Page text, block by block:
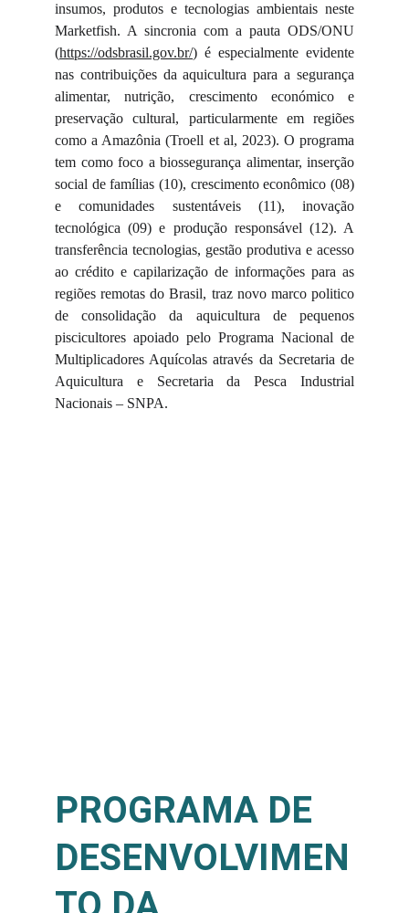
insumos, produtos e tecnologias ambientais neste
Marketfish. A sincronia com a pauta ODS/ONU
(https://odsbrasil.gov.br/) é especialmente evidente
nas contribuições da aquicultura para a segurança
alimentar, nutrição, crescimento económico e
preservação cultural, particularmente em regiões
como a Amazônia (Troell et al, 2023). O programa
tem como foco a biossegurança alimentar, inserção
social de famílias (10), crescimento econômico (08)
e comunidades sustentáveis (11), inovação
tecnológica (09) e produção responsável (12). A
transferência tecnologias, gestão produtiva e acesso
ao crédito e capilarização de informações para as
regiões remotas do Brasil, traz novo marco politico
de consolidação da aquicultura de pequenos
piscicultores apoiado pelo Programa Nacional de
Multiplicadores Aquícolas através da Secretaria de
Aquicultura e Secretaria da Pesca Industrial
Nacionais – SNPA.
PROGRAMA DE
DESENVOLVIMEN